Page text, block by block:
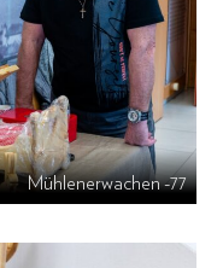
Mühlenerwachen -77